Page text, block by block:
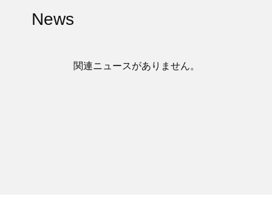
News
関連ニュースがありません。